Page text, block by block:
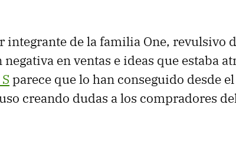
integrante de la familia One, revulsivo
en ventas e ideas que estaba
parece que lo han conseguido desde
creando dudas a los compradores